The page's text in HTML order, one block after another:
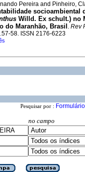
Pereira and Pinheiro,
socioambiental
Willd. Ex schult.) no
do Maranhão, Brasil . Rev
58. ISSN 2176-6223
Pesquisar por :
no campo